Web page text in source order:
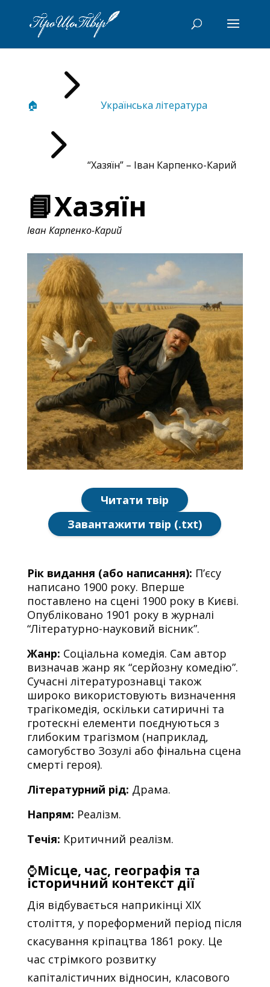
🏠 5 Українська література
5 “Хазяїн” – Іван Карпенко-Карий
📘Хазяїн
Іван Карпенко-Карий
Читати твір
Завантажити твір (.txt)
Рік видання (або написання): П’єсу
написано 1900 року. Вперше
поставлено на сцені 1900 року в Києві.
Опубліковано 1901 року в журналі
“Літературно-науковий вісник”.
Жанр: Соціальна комедія. Сам автор
визначав жанр як “серйозну комедію”.
Сучасні літературознавці також
широко використовують визначення
трагікомедія, оскільки сатиричні та
гротескні елементи поєднуються з
глибоким трагізмом (наприклад,
самогубство Зозулі або фінальна сцена
смерті героя).
Літературний рід: Драма.
Напрям: Реалізм.
Течія: Критичний реалізм.
⌚Місце, час, географія та
історичний контекст дії
Дія відбувається наприкінці XIX
століття, у пореформений період після
скасування кріпацтва 1861 року. Це
час стрімкого розвитку
капіталістичних відносин, класового